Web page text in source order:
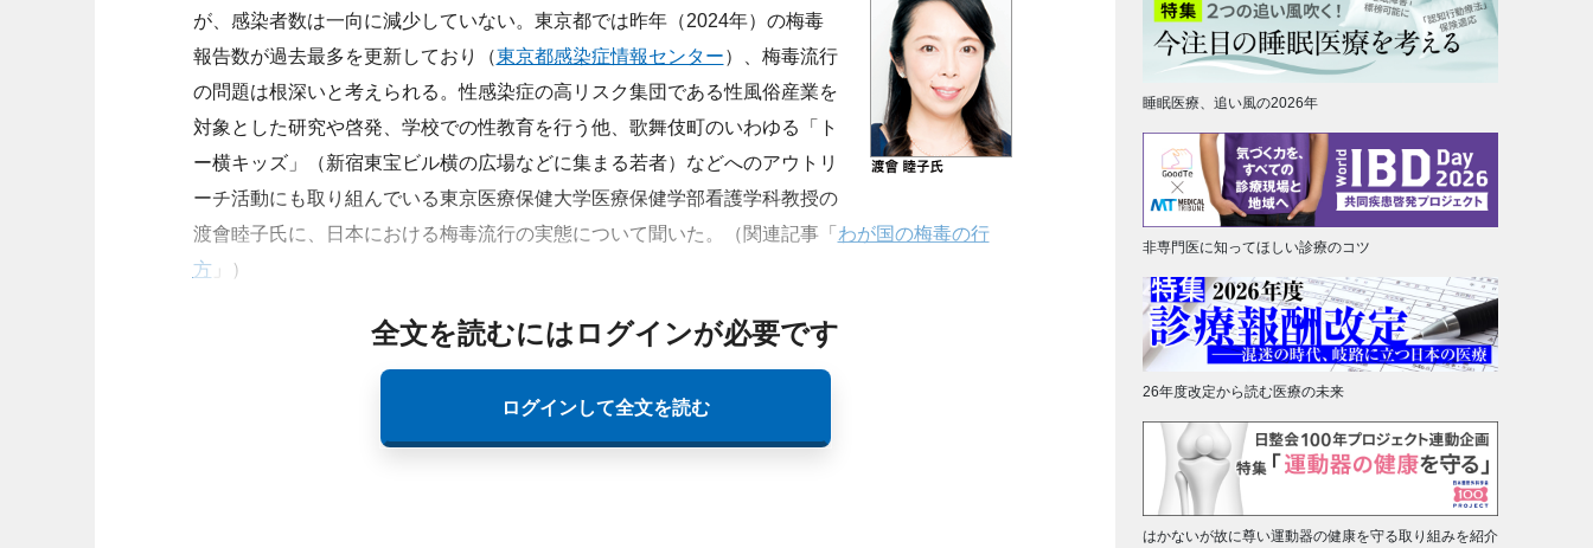
が、感染者数は一向に減少していない。東京都では昨年（2024年）の梅毒
報告数が過去最多を更新しており（東京都感染症情報センター）、梅毒流行
の問題は根深いと考えられる。性感染症の高リスク集団である性風俗産業を
対象とした研究や啓発、学校での性教育を行う他、歌舞伎町のいわゆる「ト
ー横キッズ」（新宿東宝ビル横の広場などに集まる若者）などへのアウトリ
ーチ活動にも取り組んでいる東京医療保健大学医療保健学部看護学科教授の
渡會睦子氏に、日本における梅毒流行の実態について聞いた。（関連記事「 わが国の梅毒の行
方 」）
全文を読むにはログインが必要です
ログインして全文を読む
睡眠医療、追い風の2026年
非専門医に知ってほしい診療のコツ
26年度改定から読む医療の未来
はかないが故に尊い運動器の健康を守る取り組みを紹介